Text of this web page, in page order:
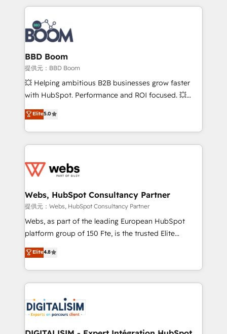
100+ intégrations CRM HubSpot réussies - 40
experts conseil - 150 certifications HubSpot
cumulées
builds scalable strategies that drive long-term
revenue. ⚙️ HubSpot Integration & Optimization •
Seamless CRM, CMS, and automation setup •
Complex platform migrations and data cleanups •
Custom APIs and third-party integrations 📈 End-to-
End Revenue Acceleration • Lifecycle marketing and
pipeline growth programs • Sales enablement tools
and CRM optimization • Retention strategies with
Execution • 750+ onboardings and 2,000+
implementations • Deep expertise across marketing,
BBD Boom
提供元：BBD Boom
💥 Helping ambitious B2B businesses grow faster
with HubSpot. Performance and ROI focused. 💥
BBD Boom is the HubSpot partner that can help you
to HubSpot Better. We work with your teams to
solve all your HubSpot challenges and improve user
adoption, sales process and marketing results.
the first time 🔧 Designing and optimising your
and build using HubSpot 🔌 Integrating HubSpot
with other systems 🎓 Training your teams to be
HubSpot pros 📊 Lead generation services using
HubSpot Why us? - SIX HubSpot Accreditations -
CRM, Solutions Architecture, Onboarding , Data
Migration, Custom Integration & Platform
team of 25+ experts Contact us today to help you
get more from your investment in HubSpot.
Elite5.0
Webs, HubSpot Consultancy Partner
提供元：Webs, HubSpot Consultancy Partner
Webs, as part of the leading European HubSpot
platform group of 150 Fte, is the trusted Elite
HubSpot CRM Partner offering you a roadmap on
maximizing EBITDA and achieving Commercial
Excellence. With our targeted processes, we
strengthen your digital transformation and minimize
Implementation partner, we provide expertise to
drive your business forward. Since 2015 we are fully
dedicated to HubSpot and with an experienced
Elite4.8